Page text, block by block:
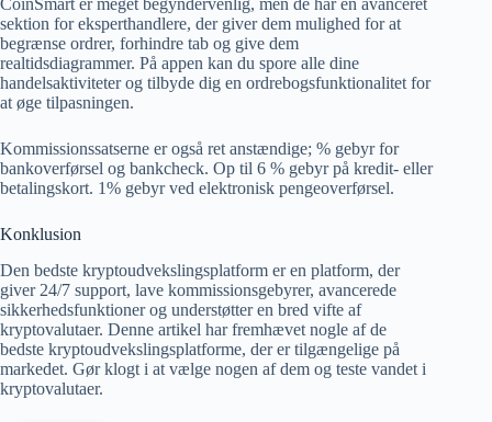
CoinSmart er meget begyndervenlig, men de har en avanceret
sektion for eksperthandlere, der giver dem mulighed for at
begrænse ordrer, forhindre tab og give dem
realtidsdiagrammer. På appen kan du spore alle dine
handelsaktiviteter og tilbyde dig en ordrebogsfunktionalitet for
at øge tilpasningen.
Kommissionssatserne er også ret anstændige; % gebyr for
bankoverførsel og bankcheck. Op til 6 % gebyr på kredit- eller
betalingskort. 1% gebyr ved elektronisk pengeoverførsel.
Konklusion
Den bedste kryptoudvekslingsplatform er en platform, der
giver 24/7 support, lave kommissionsgebyrer, avancerede
sikkerhedsfunktioner og understøtter en bred vifte af
kryptovalutaer. Denne artikel har fremhævet nogle af de
bedste kryptoudvekslingsplatforme, der er tilgængelige på
markedet. Gør klogt i at vælge nogen af ​​dem og teste vandet i
kryptovalutaer.